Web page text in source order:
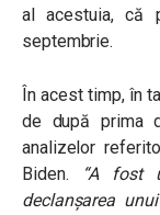
al acestuia, că
septembrie.
În acest timp, în
de după prima
analizelor
Biden.
“A fost
declanșarea